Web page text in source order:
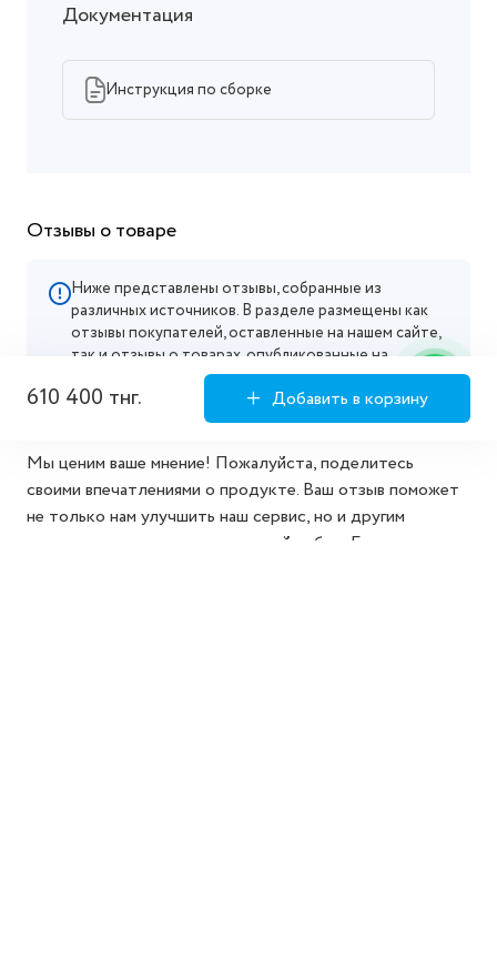
Документация
Инструкция по сборке
610 400 тнг. Добавить в корзину
Отзывы о товаре
Ниже представлены отзывы, собранные из
различных источников. В разделе размещены как
отзывы покупателей, оставленные на нашем сайте,
так и отзывы о товарах, опубликованные на
маркетплейсах, где мы официально представлены.
Мы ценим ваше мнение! Пожалуйста, поделитесь
своими впечатлениями о продукте. Ваш отзыв поможет
не только нам улучшить наш сервис, но и другим
покупателям сделать осознанный выбор. Благодарим за